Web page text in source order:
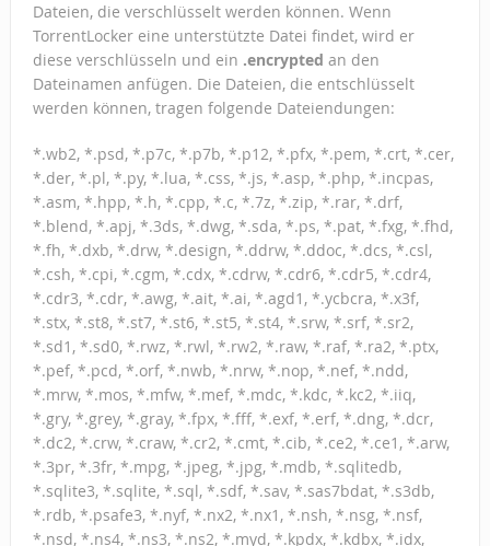
Dateien, die verschlüsselt werden können. Wenn
TorrentLocker eine unterstützte Datei findet, wird er
diese verschlüsseln und ein .encrypted an den
Dateinamen anfügen. Die Dateien, die entschlüsselt
werden können, tragen folgende Dateiendungen:
*.wb2, *.psd, *.p7c, *.p7b, *.p12, *.pfx, *.pem, *.crt, *.cer,
*.der, *.pl, *.py, *.lua, *.css, *.js, *.asp, *.php, *.incpas,
*.asm, *.hpp, *.h, *.cpp, *.c, *.7z, *.zip, *.rar, *.drf,
*.blend, *.apj, *.3ds, *.dwg, *.sda, *.ps, *.pat, *.fxg, *.fhd,
*.fh, *.dxb, *.drw, *.design, *.ddrw, *.ddoc, *.dcs, *.csl,
*.csh, *.cpi, *.cgm, *.cdx, *.cdrw, *.cdr6, *.cdr5, *.cdr4,
*.cdr3, *.cdr, *.awg, *.ait, *.ai, *.agd1, *.ycbcra, *.x3f,
*.stx, *.st8, *.st7, *.st6, *.st5, *.st4, *.srw, *.srf, *.sr2,
*.sd1, *.sd0, *.rwz, *.rwl, *.rw2, *.raw, *.raf, *.ra2, *.ptx,
*.pef, *.pcd, *.orf, *.nwb, *.nrw, *.nop, *.nef, *.ndd,
*.mrw, *.mos, *.mfw, *.mef, *.mdc, *.kdc, *.kc2, *.iiq,
*.gry, *.grey, *.gray, *.fpx, *.fff, *.exf, *.erf, *.dng, *.dcr,
*.dc2, *.crw, *.craw, *.cr2, *.cmt, *.cib, *.ce2, *.ce1, *.arw,
*.3pr, *.3fr, *.mpg, *.jpeg, *.jpg, *.mdb, *.sqlitedb,
*.sqlite3, *.sqlite, *.sql, *.sdf, *.sav, *.sas7bdat, *.s3db,
*.rdb, *.psafe3, *.nyf, *.nx2, *.nx1, *.nsh, *.nsg, *.nsf,
*.nsd, *.ns4, *.ns3, *.ns2, *.myd, *.kpdx, *.kdbx, *.idx,